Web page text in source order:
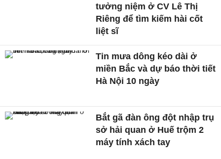
tưởng niệm ở CV Lê Thị
Riêng để tìm kiếm hài cốt
liệt sĩ
Tin mưa dông kéo dài ở
miền Bắc và dự báo thời tiết
Hà Nội 10 ngày
Bắt gã đàn ông đột nhập trụ
sở hải quan ở Huế trộm 2
máy tính xách tay